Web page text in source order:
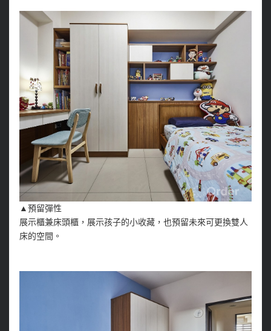
▲預留彈性
展示櫃兼床頭櫃，展示孩子的小收藏，也預留未來可更換雙人
床的空間。